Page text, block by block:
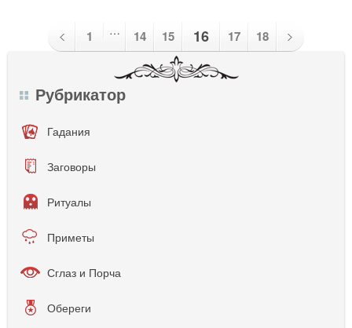
1 … 14 15 16 17 18
Рубрикатор
Гадания
Заговоры
Ритуалы
Приметы
Сглаз и Порча
Обереги